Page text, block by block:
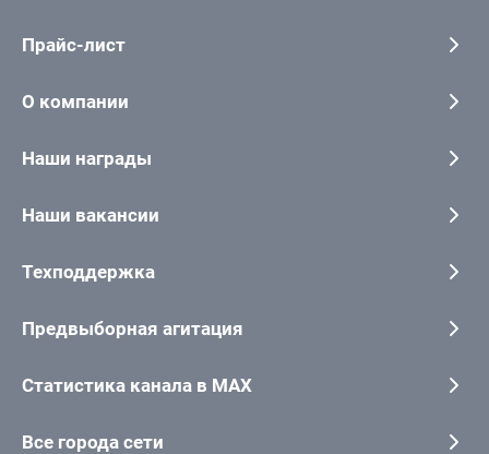
Прайс-лист
О компании
Наши награды
Наши вакансии
Техподдержка
Предвыборная агитация
Статистика канала в MAX
Все города сети